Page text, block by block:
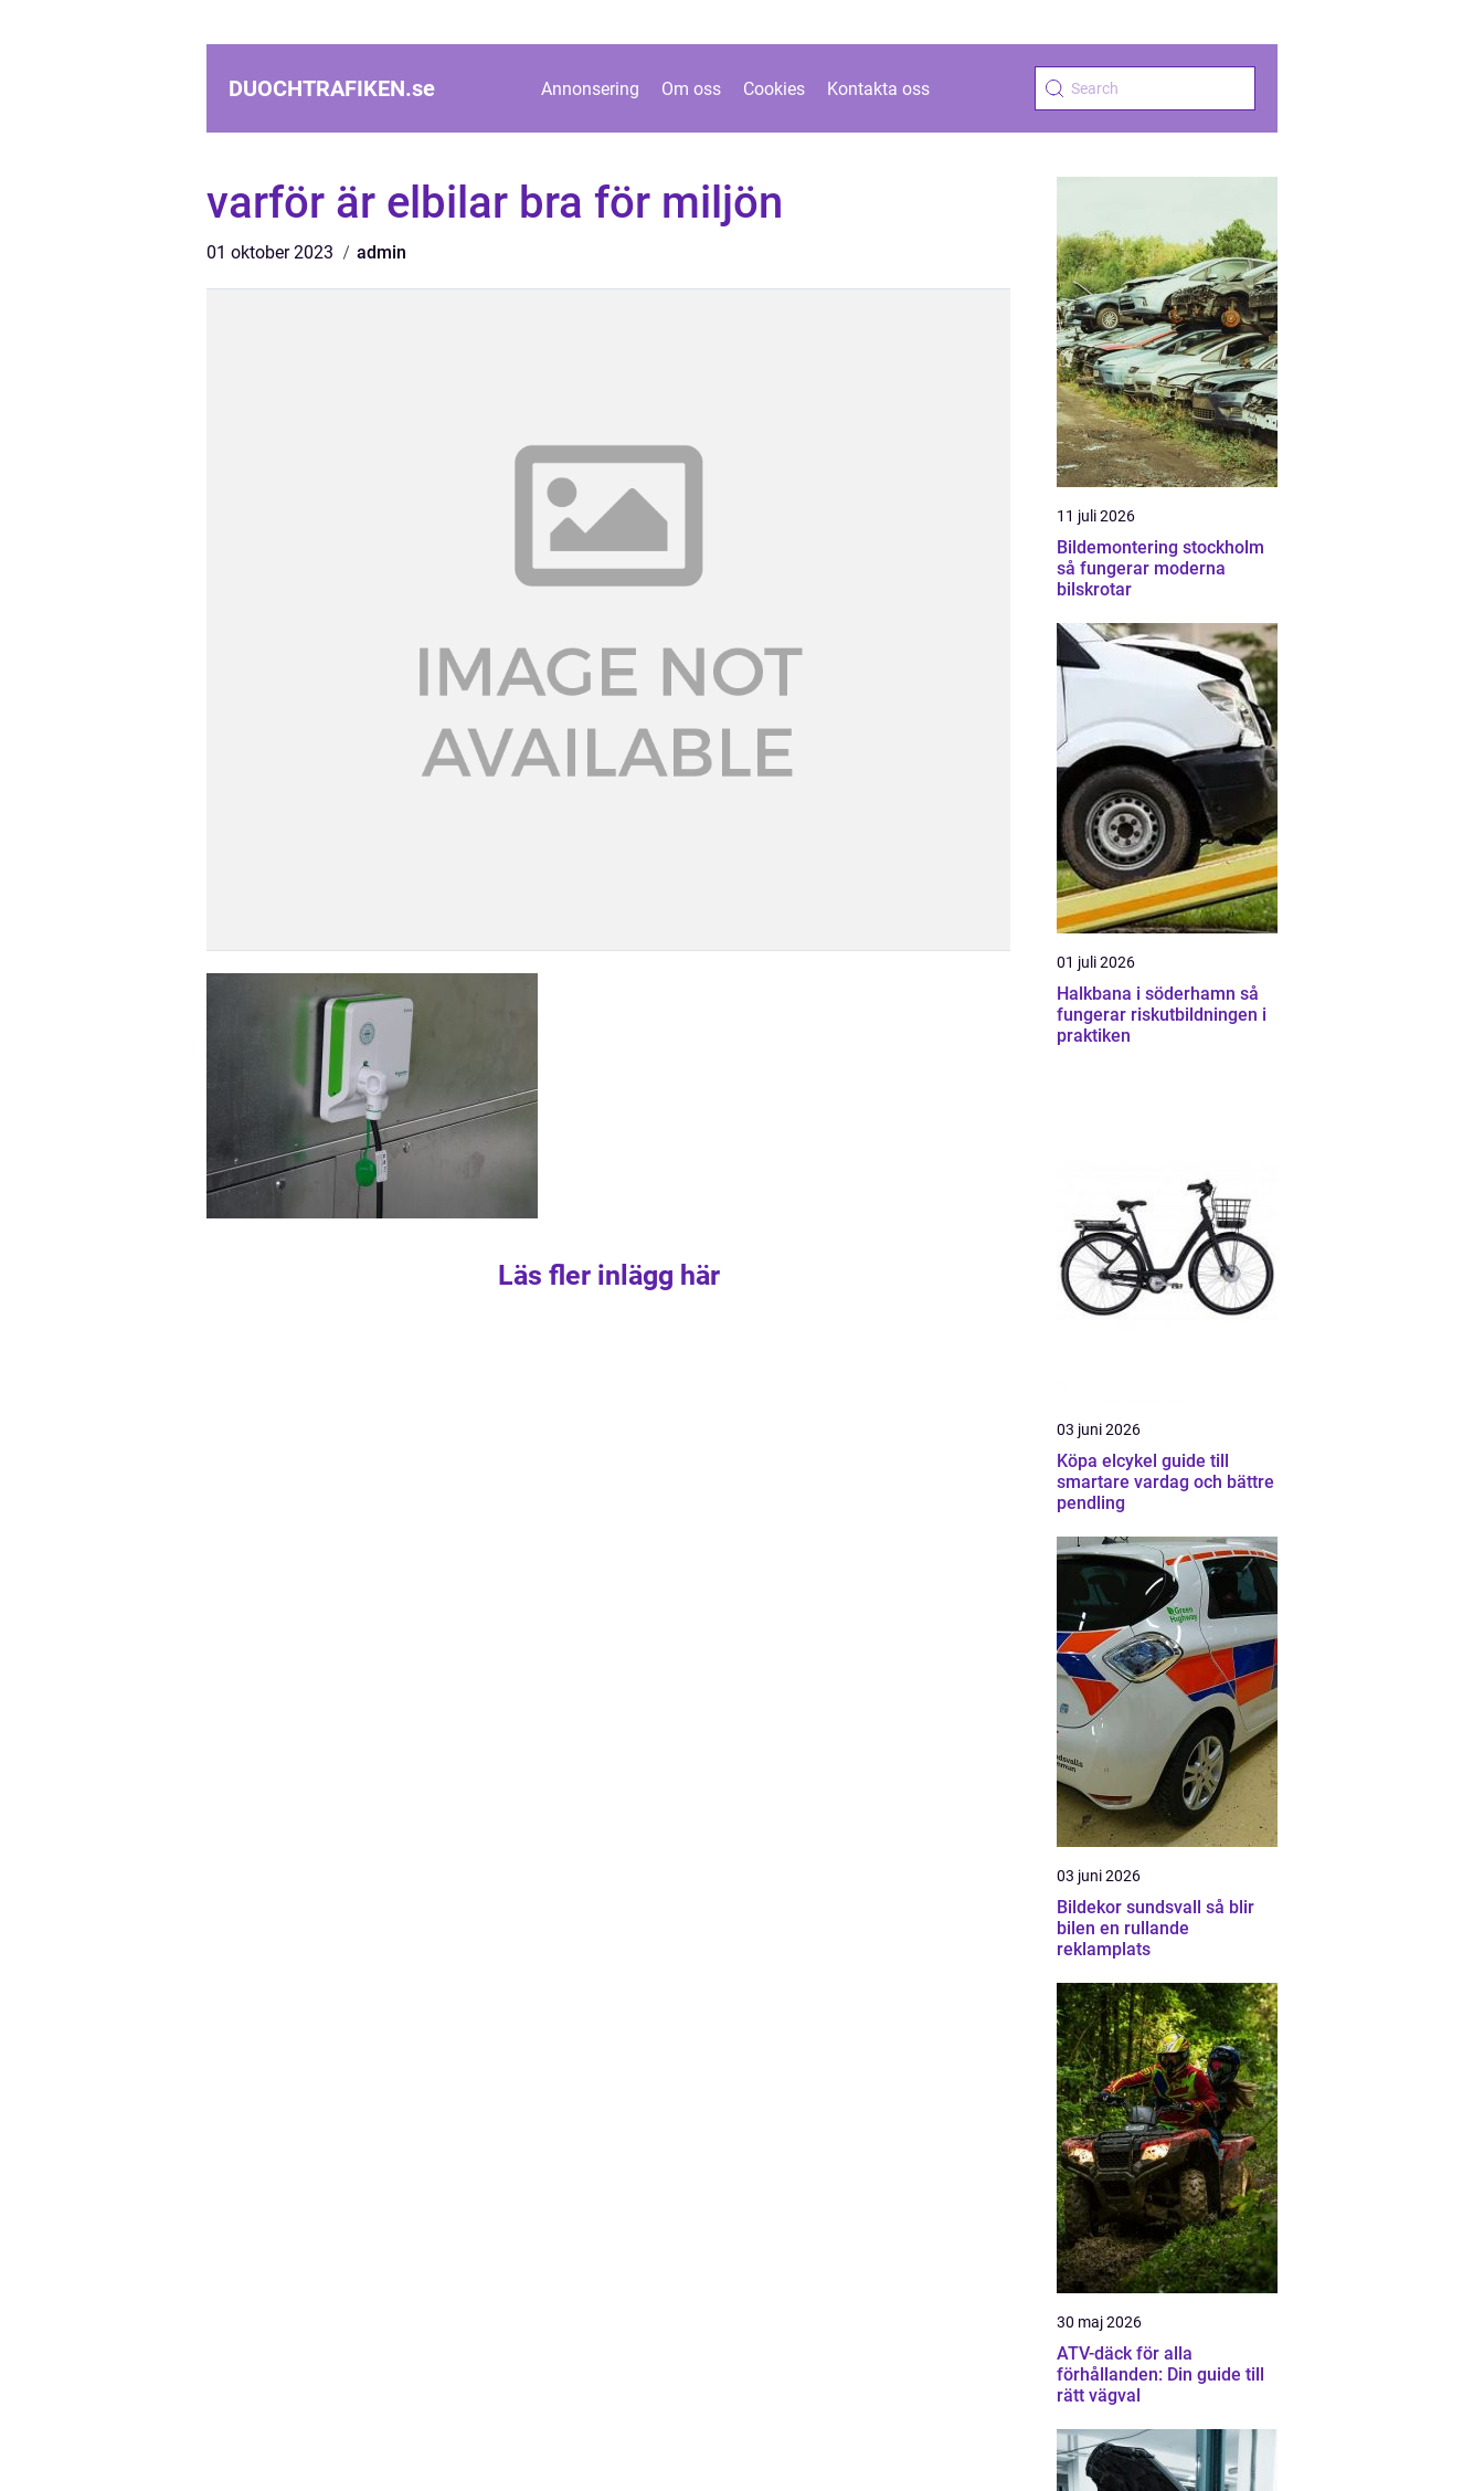
DUOCHTRAFIKEN.se Annonsering Om oss Cookies Kontakta oss
varför är elbilar bra för miljön
01 oktober 2023 admin
Läs fler inlägg här
11 juli 2026
Bildemontering stockholm
så fungerar moderna
bilskrotar
01 juli 2026
Halkbana i söderhamn så
fungerar riskutbildningen i
praktiken
03 juni 2026
Köpa elcykel guide till
smartare vardag och bättre
pendling
03 juni 2026
Bildekor sundsvall så blir
bilen en rullande
reklamplats
30 maj 2026
ATV-däck för alla
förhållanden: Din guide till
rätt vägval